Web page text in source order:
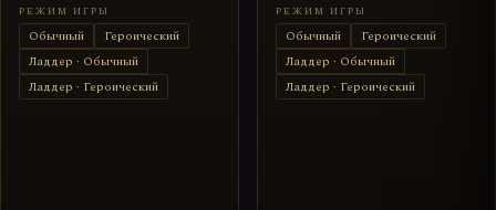
РЕЖИМ ИГРЫ
Обычный
Героический
Ладдер · Обычный
Ладдер · Героический
РЕЖИМ ИГРЫ
Обычный
Героический
Ладдер · Обычный
Ладдер · Героический